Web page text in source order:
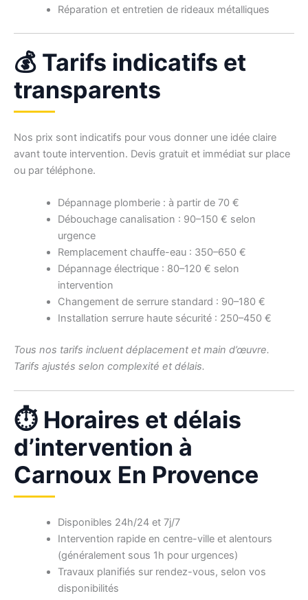
Réparation et entretien de rideaux métalliques
💰 Tarifs indicatifs et
transparents
Nos prix sont indicatifs pour vous donner une idée claire
avant toute intervention. Devis gratuit et immédiat sur place
ou par téléphone.
Dépannage plomberie : à partir de 70 €
Débouchage canalisation : 90–150 € selon
urgence
Remplacement chauffe-eau : 350–650 €
Dépannage électrique : 80–120 € selon
intervention
Changement de serrure standard : 90–180 €
Installation serrure haute sécurité : 250–450 €
Tous nos tarifs incluent déplacement et main d’œuvre.
Tarifs ajustés selon complexité et délais.
⏱ Horaires et délais
d’intervention à
Carnoux En Provence
Disponibles 24h/24 et 7j/7
Intervention rapide en centre-ville et alentours
(généralement sous 1h pour urgences)
Travaux planifiés sur rendez-vous, selon vos
disponibilités